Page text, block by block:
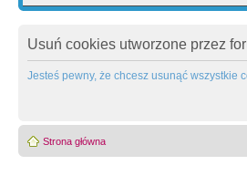
Usuń cookies utworzone przez
Jesteś pewny, że chcesz usunąć wszystkie
Strona główna